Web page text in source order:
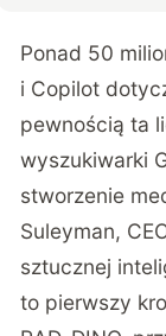
Ponad 50
i Copilot
pewnością ta
wyszukiwarki
stworzenie
Suleyman,
sztucznej
to pierwszy